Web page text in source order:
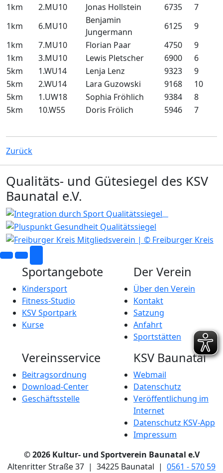
1km
2.MU10 Jonas Hollstein 6735
7
1km
6.MU10
Benjamin
Jungermann
6125
9
1km
7.MU10 Florian Paar 4750
9
1km
3.MU10 Lewis Pletscher 6900
6
5km
1.WU14 Lenja Lenz 9323
9
5km
2.WU14 Lara Guzowski 9168
10
5km
1.UW18 Sophia Fröhlich 9384
8
5km
10.W55 Doris Frölich 5946 7
Zurück
Qualitäts- und Gütesiegel des KSV
Baunatal e.V.
Sportangebote
Kindersport
Fitness-Studio
KSV Sportpark
Kurse
Der Verein
Über den Verein
Kontakt
Satzung
Anfahrt
Sportstätten
Vereinsservice
Beitragsordnung
Download-Center
Geschäftsstelle
KSV Baunatal
Webmail
Datenschutz
Veröffentlichung im
Internet
Datenschutz KSV-App
Impressum
© 2026 Kultur- und Sportverein Baunatal e.V
Altenritter Straße 37 | 34225 Baunatal | 0561 - 570 59